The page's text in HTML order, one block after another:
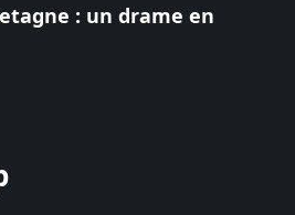
: un drame en